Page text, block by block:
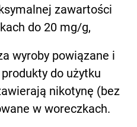
zawartości
do 20 mg/g,
wyroby powiązane i
do użytku
nikotynę (bez
w woreczkach.